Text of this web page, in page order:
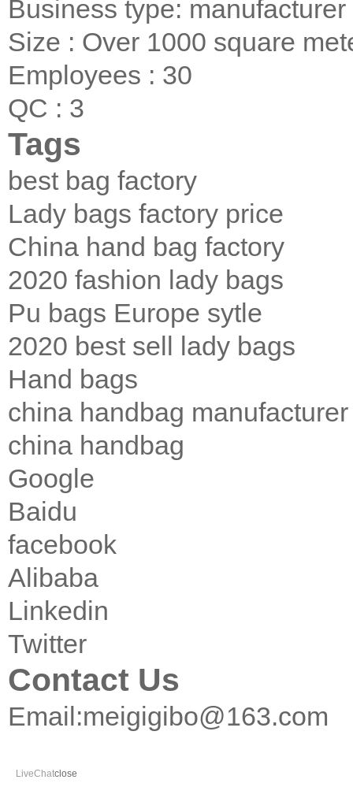
Business type: manufacturer
Size : Over 1000 square
Employees : 30
QC : 3
Tags
best bag factory
Lady bags factory price
China hand bag factory
2020 fashion lady bags
Pu bags Europe sytle
2020 best sell lady bags
Hand bags
china handbag manufacturer
china handbag
Google
Baidu
facebook
Alibaba
Linkedin
Twitter
Contact Us
Email:meigigibo@163.com
LiveChatclose